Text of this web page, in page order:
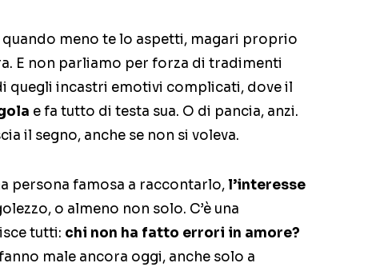
meno te lo aspetti, magari proprio
E non parliamo per forza di tradimenti
quegli incastri emotivi complicati, dove il
e fa tutto di testa sua. O di pancia, anzi.
il segno, anche se non si voleva.
persona famosa a raccontarlo,l’interesse
o almeno non solo. C’è una
tutti: chi non ha fatto errori in amore?
male ancora oggi, anche solo a